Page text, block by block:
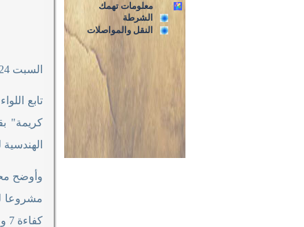
معلومات تهمك
الشرطة
النقل والمواصلات
السبت 24 ديسمبر 2022م
تابع
الهندسية للقوات
كفاءة 7 وحدات أخرى، بالإضافة إلى 7 نقاط إسعاف، وإنشاء 2 مركز جديد لطب الأسرة